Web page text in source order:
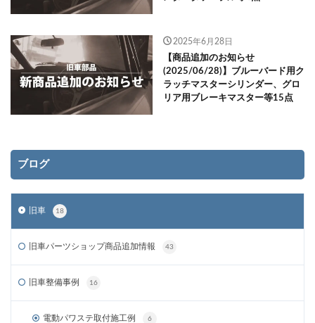
2025年6月28日
【商品追加のお知らせ
(2025/06/28)】ブルーバード用ク
ラッチマスターシリンダー、グロ
リア用ブレーキマスター等15点
ブログ
旧車 18
旧車パーツショップ商品追加情報 43
旧車整備事例 16
電動パワステ取付施工例 6